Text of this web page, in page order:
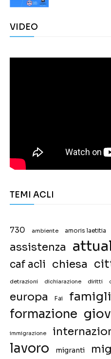
VIDEO
TEMI ACLI
730 ambiente amoris laetitia
assistenza
caf acli chiesa
detrazioni dichiarazione diritti
europa Fai
formazione
immigrazione
lavoro migranti